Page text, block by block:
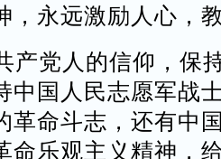
，永远激励人心，
党人的信仰，保
中国人民志愿军战
革命斗志，还有中
命乐观主义精神，